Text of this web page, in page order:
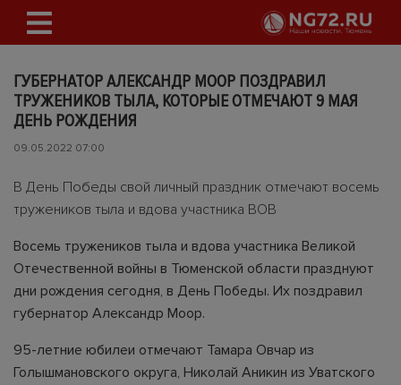
ГУБЕРНАТОР АЛЕКСАНДР МООР ПОЗДРАВИЛ
ТРУЖЕНИКОВ ТЫЛА, КОТОРЫЕ ОТМЕЧАЮТ 9 МАЯ
ДЕНЬ РОЖДЕНИЯ
09.05.2022 07:00
В День Победы свой личный праздник отмечают восемь
тружеников тыла и вдова участника ВОВ
Восемь тружеников тыла и вдова участника Великой
Отечественной войны в Тюменской области празднуют
дни рождения сегодня, в День Победы. Их поздравил
губернатор Александр Моор.
95-летние юбилеи отмечают Тамара Овчар из
Голышмановского округа, Николай Аникин из Уватского